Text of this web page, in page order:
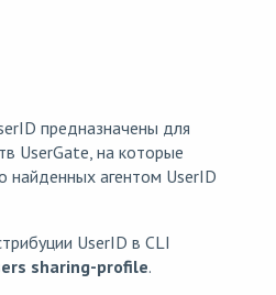
предназначены для
UserGate, на которые
найденных агентом UserID
UserID в CLI
sharing-profile.